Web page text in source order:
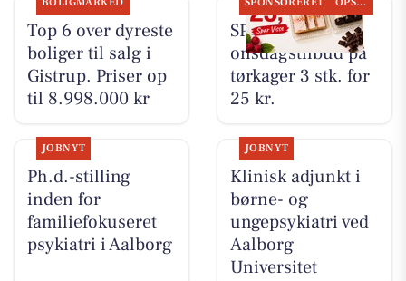
Top 6 over dyreste
boliger til salg i
Gistrup. Priser op
til 8.998.000 kr
SPAR Visse har
onsdagstilbud på
tørkager 3 stk. for
25 kr.
JOBNYT
Ph.d.-stilling
inden for
familiefokuseret
psykiatri i Aalborg
JOBNYT
Klinisk adjunkt i
børne- og
ungepsykiatri ved
Aalborg
Universitet